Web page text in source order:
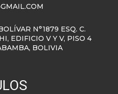
N°1879 ESQ. C.
EDIFICIO V Y V, PISO 4
BOLIVIA